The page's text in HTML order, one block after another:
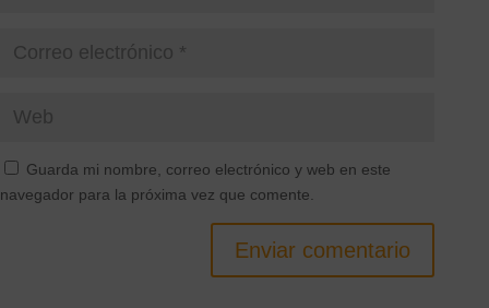
Guarda mi nombre, correo electrónico y web en este
navegador para la próxima vez que comente.
Enviar comentario